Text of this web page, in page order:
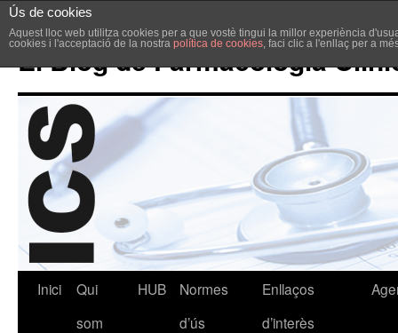
Ús de cookies
Aquest lloc web utilitza cookies per a que vostè tingui la millor experiència
cookies i l'acceptació de la nostra política de cookies, faci clic a l'enllaç per a
El Blog de Farmacologia
Inici
Qui
som
HUB
Normes
d’ús
Enllaços
d’interès